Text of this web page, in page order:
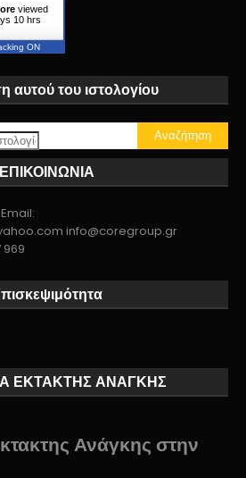
viewed
10 hrs
ON
αυτού του ιστολογίου
ΕΠΙΚΟΙΝΩΝΙΑ
info@coregroup.gr
969
ΕΚΤΑΚΤΗΣ ΑΝΑΓΚΗΣ
Ανάγκης στην